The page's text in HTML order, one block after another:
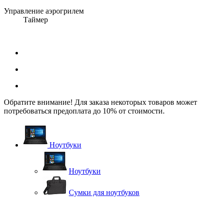
Управление аэрогрилем
Таймер
Обратите внимание! Для заказа некоторых товаров может
потребоваться предоплата до 10% от стоимости.
Ноутбуки
Ноутбуки
Сумки для ноутбуков